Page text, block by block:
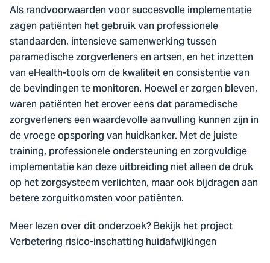
Als randvoorwaarden voor succesvolle implementatie
zagen patiënten het gebruik van professionele
standaarden, intensieve samenwerking tussen
paramedische zorgverleners en artsen, en het inzetten
van eHealth-tools om de kwaliteit en consistentie van
de bevindingen te monitoren. Hoewel er zorgen bleven,
waren patiënten het erover eens dat paramedische
zorgverleners een waardevolle aanvulling kunnen zijn in
de vroege opsporing van huidkanker. Met de juiste
training, professionele ondersteuning en zorgvuldige
implementatie kan deze uitbreiding niet alleen de druk
op het zorgsysteem verlichten, maar ook bijdragen aan
betere zorguitkomsten voor patiënten.
Meer lezen over dit onderzoek? Bekijk het project
Verbetering risico-inschatting huidafwijkingen